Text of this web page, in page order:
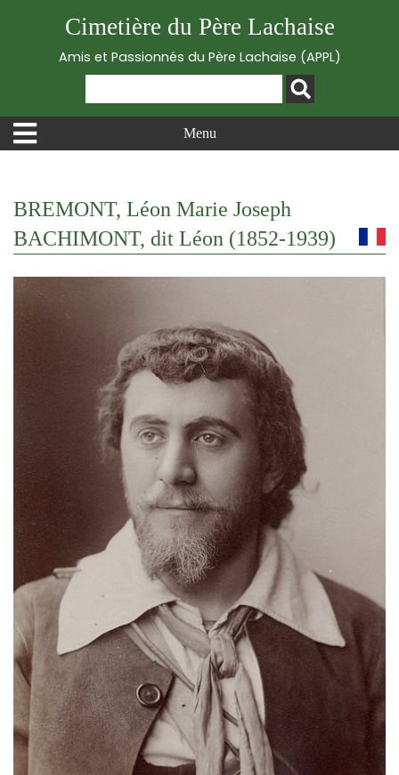
Cimetière du Père Lachaise
Amis et Passionnés du Père Lachaise (APPL)
Menu
BREMONT, Léon Marie Joseph
BACHIMONT, dit Léon (1852-1939)